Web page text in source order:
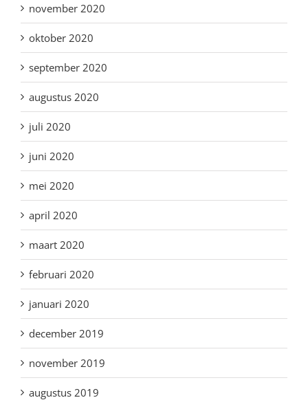
november 2020
oktober 2020
september 2020
augustus 2020
juli 2020
juni 2020
mei 2020
april 2020
maart 2020
februari 2020
januari 2020
december 2019
november 2019
augustus 2019